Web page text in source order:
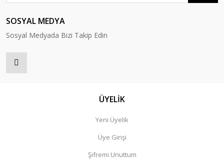
SOSYAL MEDYA
Sosyal Medyada Bizi Takip Edin
ÜYELİK
Yeni Üyelik
Üye Girişi
Şifremi Unuttum